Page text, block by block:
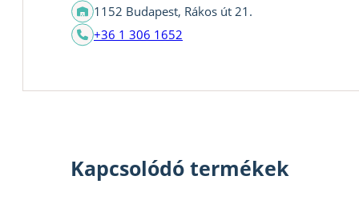
1152 Budapest, Rákos út 21.
+36 1 306 1652
Kapcsolódó termékek